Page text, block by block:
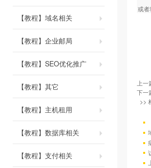
【教程】域名相关
【教程】企业邮局
【教程】SEO优化推广
【教程】其它
【教程】主机租用
【教程】数据库相关
【教程】支付相关
或者
上一
下一
>>